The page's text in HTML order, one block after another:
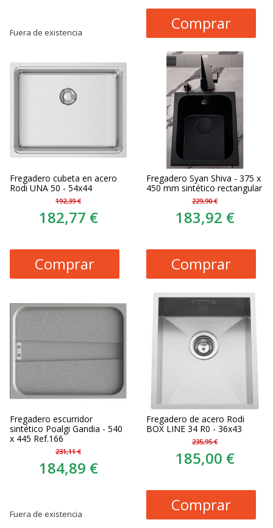
Fuera de existencia Comprar
Fregadero cubeta en acero
Rodi UNA 50 - 54x44
192,39 €
182,77 €
Comprar
Fregadero Syan Shiva - 375 x
450 mm sintético rectangular
229,90 €
183,92 €
Comprar
Fregadero escurridor
sintético Poalgi Gandia - 540
x 445 Ref.166
231,11 €
184,89 €
Fuera de existencia
Fregadero de acero Rodi
BOX LINE 34 R0 - 36x43
235,95 €
185,00 €
Comprar